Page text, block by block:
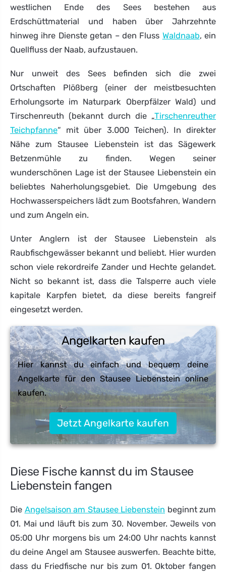
westlichen Ende des Sees bestehen aus
Erdschüttmaterial und haben über Jahrzehnte
hinweg ihre Dienste getan – den Fluss Waldnaab, ein
Quellfluss der Naab, aufzustauen.
Nur unweit des Sees befinden sich die zwei
Ortschaften Plößberg (einer der meistbesuchten
Erholungsorte im Naturpark Oberpfälzer Wald) und
Tirschenreuth (bekannt durch die „Tirschenreuther
Teichpfanne“ mit über 3.000 Teichen). In direkter
Nähe zum Stausee Liebenstein ist das Sägewerk
Betzenmühle zu finden. Wegen seiner
wunderschönen Lage ist der Stausee Liebenstein ein
beliebtes Naherholungsgebiet. Die Umgebung des
Hochwasserspeichers lädt zum Bootsfahren, Wandern
und zum Angeln ein.
Unter Anglern ist der Stausee Liebenstein als
Raubfischgewässer bekannt und beliebt. Hier wurden
schon viele rekordreife Zander und Hechte gelandet.
Nicht so bekannt ist, dass die Talsperre auch viele
kapitale Karpfen bietet, da diese bereits fangreif
eingesetzt werden.
Angelkarten kaufen
Hier kannst du einfach und bequem deine
Angelkarte für den Stausee Liebenstein online
kaufen.
Jetzt Angelkarte kaufen
Diese Fische kannst du im Stausee
Liebenstein fangen
Die Angelsaison am Stausee Liebenstein beginnt zum
01. Mai und läuft bis zum 30. November. Jeweils von
05:00 Uhr morgens bis um 24:00 Uhr nachts kannst
du deine Angel am Stausee auswerfen. Beachte bitte,
dass du Friedfische nur bis zum 01. Oktober fangen